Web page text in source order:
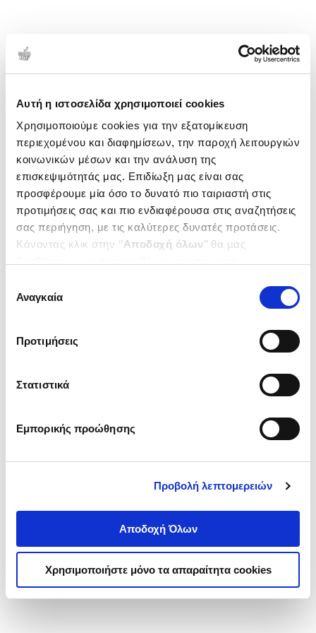
Αυτή η ιστοσελίδα χρησιμοποιεί cookies
Χρησιμοποιούμε cookies για την εξατομίκευση
περιεχομένου και διαφημίσεων, την παροχή λειτουργιών
κοινωνικών μέσων και την ανάλυση της
επισκεψιμότητάς μας. Επιδίωξη μας είναι σας
προσφέρουμε μία όσο το δυνατό πιο ταιριαστή στις
προτιμήσεις σας και πιο ενδιαφέρουσα στις αναζητήσεις
σας περιήγηση, με τις καλύτερες δυνατές προτάσεις.
Κάνοντας κλικ στην ‘’Αποδοχή όλων’’ θα μας
ενδιαφέρουν και να επιλέξετε από τα παρακάτω με την
΄΄και να ενημερωθείτε σχετικά με
συγκατάθεσης
Αναγκαία
Προτιμήσεις
Στατιστικά
Εμπορικής προώθησης
Προβολή λεπτομερειών
Αποδοχή Όλων
Χρησιμοποιήστε μόνο τα απαραίτητα cookies